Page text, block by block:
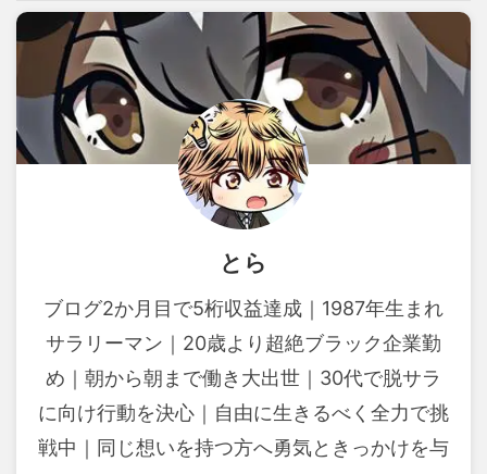
とら
ブログ2か月目で5桁収益達成｜1987年生まれ
サラリーマン｜20歳より超絶ブラック企業勤
め｜朝から朝まで働き大出世｜30代で脱サラ
に向け行動を決心｜自由に生きるべく全力で挑
戦中｜同じ想いを持つ方へ勇気ときっかけを与